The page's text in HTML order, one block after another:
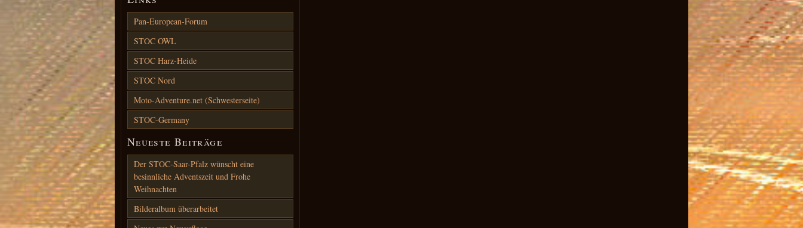
Pan-European-Forum
STOC OWL
STOC Harz-Heide
STOC Nord
Moto-Adventure.net (Schwesterseite)
STOC-Germany
Neueste Beiträge
Der STOC-Saar-Pfalz wünscht eine
besinnliche Adventszeit und Frohe
Weihnachten
Bilderalbum überarbeitet